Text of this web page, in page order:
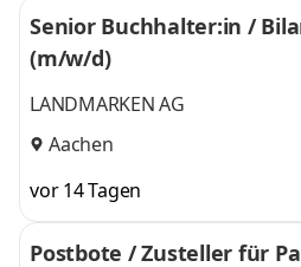
Senior Buchhalter:in /
(m/w/d)
LANDMARKEN AG
Aachen
vor 14 Tagen
Postbote / Zusteller für